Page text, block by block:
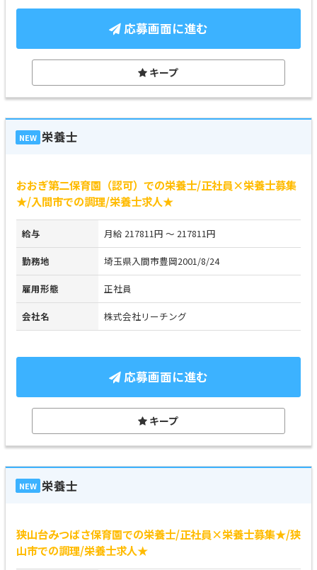
応募画面に進む
キープ
NEW 栄養士
おおぎ第二保育園（認可）での栄養士/正社員×栄養士募集
★/入間市での調理/栄養士求人★
給与 月給 217811円 ～ 217811円
勤務地 埼玉県入間市豊岡2001/8/24
雇用形態 正社員
会社名 株式会社リーチング
応募画面に進む
キープ
NEW 栄養士
狭山台みつばさ保育園での栄養士/正社員×栄養士募集★/狭
山市での調理/栄養士求人★